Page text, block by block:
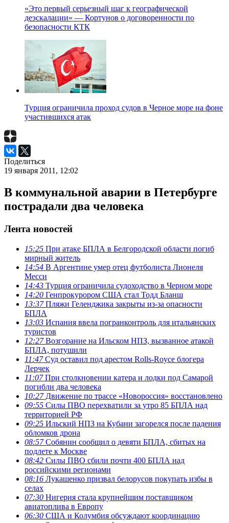
«Это первый серьезный шаг к географической
деэскалации» — Кортунов о договоренности по
безопасности КТК
Турция ограничила проход судов в Черное море на фоне
участившихся атак
Поделиться
19 января 2011, 12:02
В коммунальной аварии в Петербурге
пострадали два человека
Лента новостей
15:25 При атаке БПЛА в Белгородской области погиб
мирный житель
14:54 В Аргентине умер отец футболиста Лионеля
Месси
14:43 Турция ограничила судоходство в Черном море
14:20 Генпрокурором США стал Тодд Бланш
13:37Пляжи Геленджика закрыты из-за опасности
БПЛА
13:03 Испания ввела погранконтроль для итальянских
туристов
12:27Возгорание на Ильском НПЗ, вызванное атакой
БПЛА, потушили
11:47Суд оставил под арестом Rolls-Royce блогера
Лерчек
11:07При столкновении катера и лодки под Самарой
погибли два человека
10:27Движение по трассе «Новороссия» восстановлено
09:55 Силы ПВО перехватили за утро 85 БПЛА над
территорией РФ
09:25 Ильский НПЗ на Кубани загорелся после падения
обломков дрона
08:57Собянин сообщил о девяти БПЛА, сбитых на
подлете к Москве
08:42 Силы ПВО сбили почти 400 БПЛА над
российскими регионами
08:16 Лукашенко призвал белорусов покупать избы в
селах
07:30 Нигерия стала крупнейшим поставщиком
авиатоплива в Европу
06:30 США и Колумбия обсуждают координацию